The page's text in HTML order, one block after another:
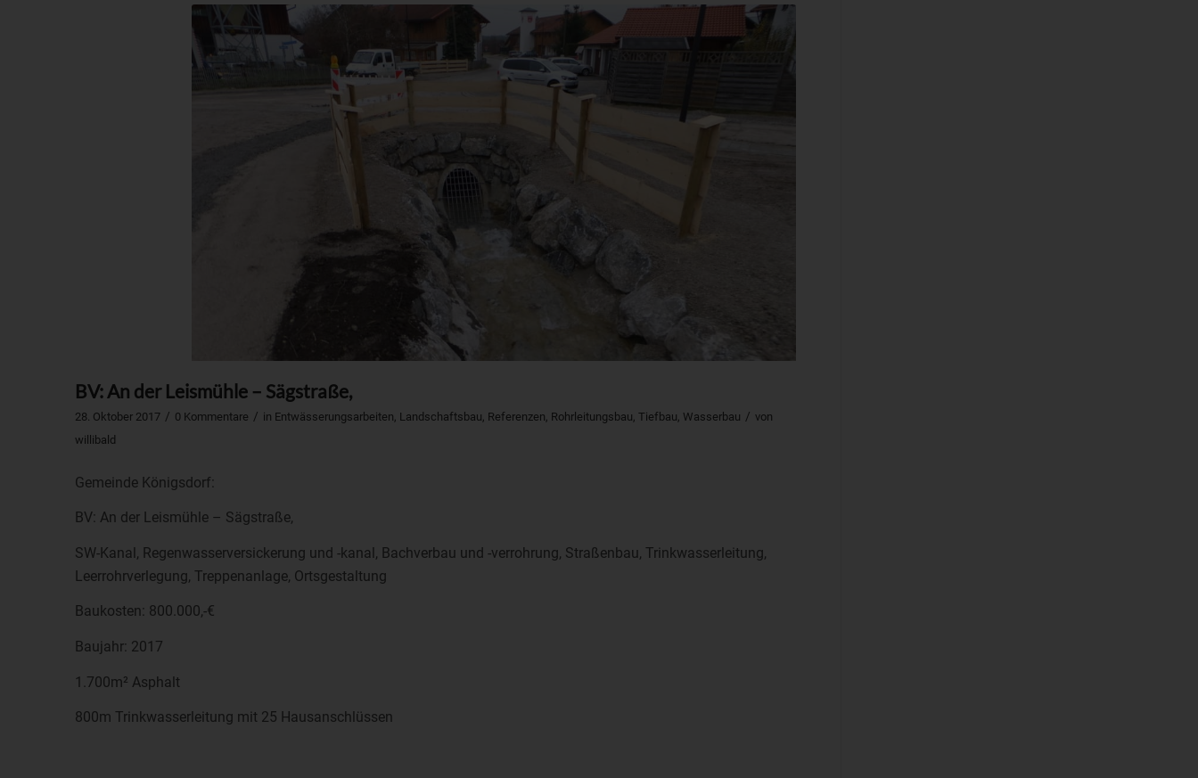
BV: An der Leismühle – Sägstraße,
28. Oktober 2017 / 0 Kommentare / in Entwässerungsarbeiten, Landschaftsbau, Referenzen, Rohrleitungsbau, Tiefbau, Wasserbau / von
willibald
Gemeinde Königsdorf:
BV: An der Leismühle – Sägstraße,
SW-Kanal, Regenwasserversickerung und -kanal, Bachverbau und -verrohrung, Straßenbau, Trinkwasserleitung,
Leerrohrverlegung, Treppenanlage, Ortsgestaltung
Baukosten: 800.000,-€
Baujahr: 2017
1.700m² Asphalt
800m Trinkwasserleitung mit 25 Hausanschlüssen